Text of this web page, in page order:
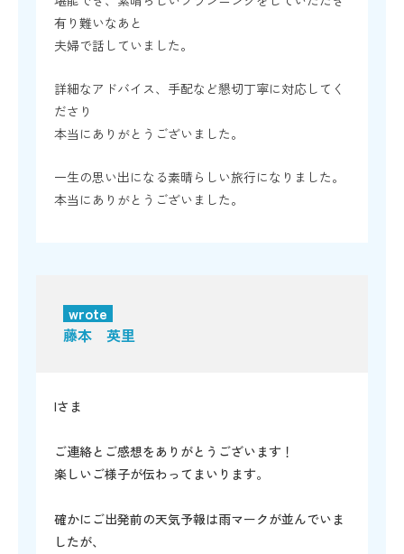
有り難いなあと
夫婦で話していました。
詳細なアドバイス、手配など懇切丁寧に対応してく
ださり
本当にありがとうございました。
一生の思い出になる素晴らしい旅行になりました。
本当にありがとうございました。
wrote
藤本 英里
Iさま
ご連絡とご感想をありがとうございます！
楽しいご様子が伝わってまいります。
確かにご出発前の天気予報は雨マークが並んでいま
したが、